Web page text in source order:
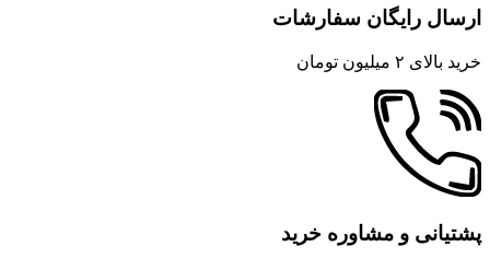
ارسال رایگان سفارشات
خرید بالای ۲ میلیون تومان
پشتیانی و مشاوره خرید